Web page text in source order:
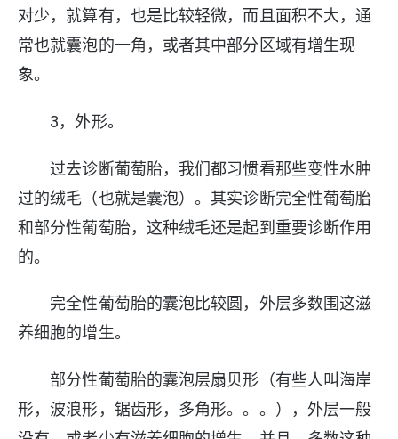
对少，就算有，也是比较轻微，而且面积不大，通
常也就囊泡的一角，或者其中部分区域有增生现
象。
3，外形。
过去诊断葡萄胎，我们都习惯看那些变性水肿
过的绒毛（也就是囊泡）。其实诊断完全性葡萄胎
和部分性葡萄胎，这种绒毛还是起到重要诊断作用
的。
完全性葡萄胎的囊泡比较圆，外层多数围这滋
养细胞的增生。
部分性葡萄胎的囊泡层扇贝形（有些人叫海岸
形，波浪形，锯齿形，多角形。。。），外层一般